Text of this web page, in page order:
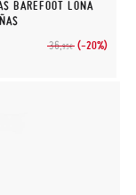
BAREFOOT LONA
36,95€ (-20%)